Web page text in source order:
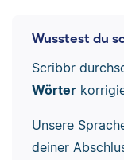
Wusstest du
Scribbr
Wörter
Unsere
deiner